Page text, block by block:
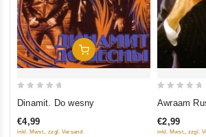
In Den Warenkorb
of
Dinamit. Do wesny
€4,99
inkl. Mwst., zzgl. Versand
of
Awraam
€2,99
inkl. Mwst., zzgl.